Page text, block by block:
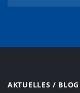
AKTUELLES / BLOG